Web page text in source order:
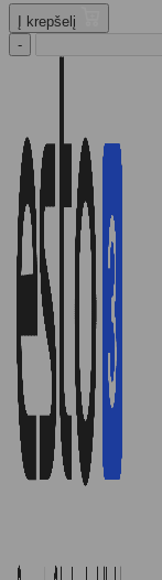
Į krepšelį
-